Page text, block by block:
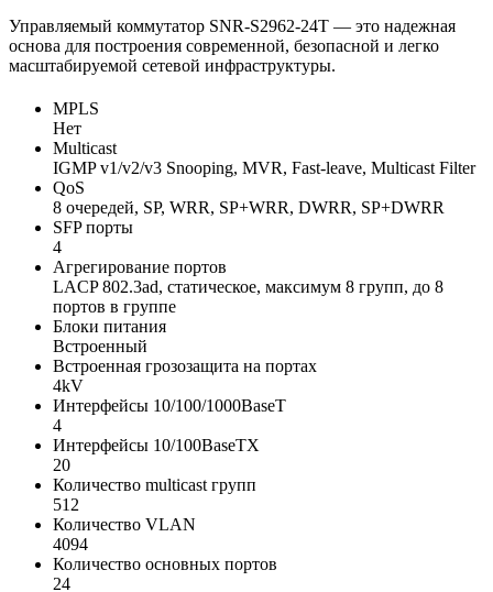
Управляемый коммутатор SNR-S2962-24T — это надежная
основа для построения современной, безопасной и легко
масштабируемой сетевой инфраструктуры.
MPLS
Нет
Multicast
IGMP v1/v2/v3 Snooping, MVR, Fast-leave, Multicast Filter
QoS
8 очередей, SP, WRR, SP+WRR, DWRR, SP+DWRR
SFP порты
4
Агрегирование портов
LACP 802.3ad, статическое, максимум 8 групп, до 8
портов в группе
Блоки питания
Встроенный
Встроенная грозозащита на портах
4kV
Интерфейсы 10/100/1000BaseT
4
Интерфейсы 10/100BaseTX
20
Количество multicast групп
512
Количество VLAN
4094
Количество основных портов
24